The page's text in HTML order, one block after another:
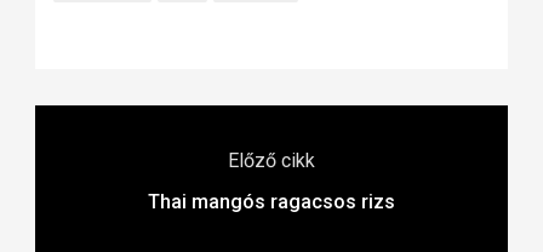
Előző cikk
Thai mangós ragacsos rizs